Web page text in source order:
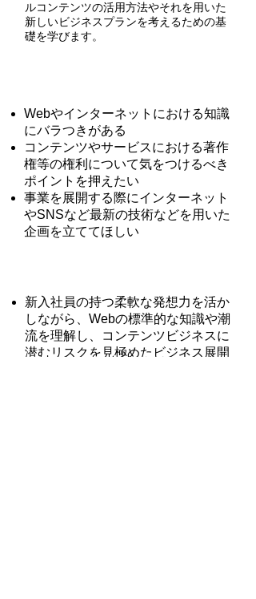
ルコンテンツの活用方法やそれを用いた
新しいビジネスプランを考えるための基
礎を学びます。
Webやインターネットにおける知識
にバラつきがある
コンテンツやサービスにおける著作
権等の権利について気をつけるべき
ポイントを押えたい
事業を展開する際にインターネット
やSNSなど最新の技術などを用いた
企画を立ててほしい
新入社員の持つ柔軟な発想力を活か
しながら、Webの標準的な知識や潮
流を理解し、コンテンツビジネスに
潜むリスクを見極めたビジネス展開